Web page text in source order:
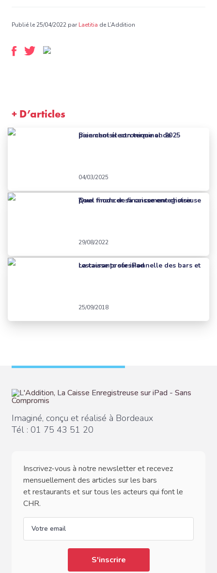
Publié le 25/04/2022 parLaetitia de L’Addition
+ D’articles
Bien choisir son terminal de paiement électronique en 2025
04/03/2025
Quel mode de financement choisir pour financer sa caisse enregistreuse ?
29/08/2022
La caisse professionnelle des bars et restaurants sur iPad
25/09/2018
Imaginé, conçu et réalisé à Bordeaux
Tél : 01 75 43 51 20
Inscrivez-vous à notre newsletter et recevez
mensuellement des articles sur les bars
et restaurants et sur tous les acteurs qui font le
CHR.
email